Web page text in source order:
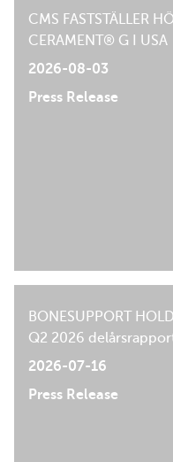
CMS FASTSTÄLLER
CERAMENT® G I USA
2026-08-03
Press Release
BONESUPPORT
Q2 2026
2026-07-16
Press Release